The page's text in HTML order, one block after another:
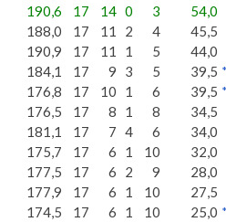
190,6 17 14 0 3
54,0
188,0 17 11 2 4
45,5
190,9 17 11 1 5
44,0
184,1 17 9 3 5 39,5
176,8 17 10 1 6 39,5
176,5 17 8 1 8
34,5
181,1 17 7 4 6
34,0
175,7 17 6 1 10
32,0
177,5 17 6 2 9
28,0
177,9 17 6 1 10
27,5
174,5 17 6 1 10 25,0